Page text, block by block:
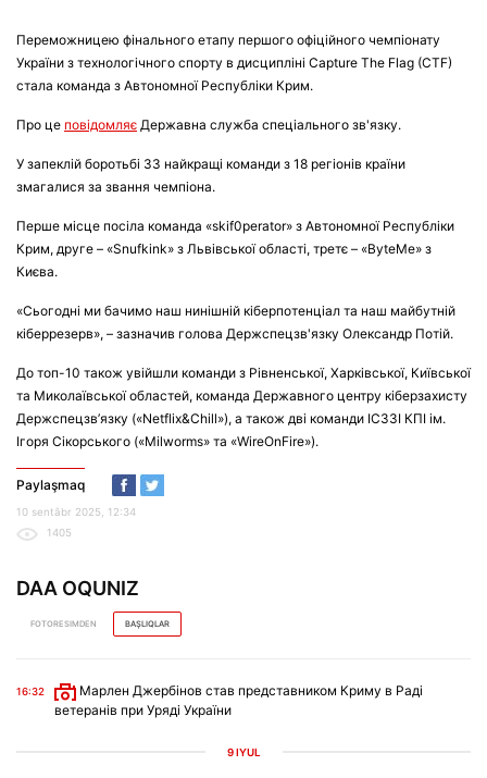
Переможницею фінального етапу першого офіційного чемпіонату
України з технологічного спорту в дисципліні Capture The Flag (CTF)
стала команда з Автономної Республіки Крим.
Про це повідомляє Державна служба спеціального зв'язку.
У запеклій боротьбі 33 найкращі команди з 18 регіонів країни
змагалися за звання чемпіона.
Перше місце посіла команда «skif0perator» з Автономної Республіки
Крим, друге – «Snufkink» з Львівської області, третє – «ByteMe» з
Києва.
«Сьогодні ми бачимо наш нинішній кіберпотенціал та наш майбутній
кіберрезерв», – зазначив голова Держспецзв'язку Олександр Потій.
До топ-10 також увійшли команди з Рівненської, Харківської, Київської
та Миколаївської областей, команда Державного центру кіберзахисту
Держспецзв’язку («Netflix&Chill»), а також дві команди ІСЗЗІ КПІ ім.
Ігоря Сікорського («Milworms» та «WireOnFire»).
Paylaşmaq
10 sentâbr 2025, 12:34
1405
DAA OQUNIZ
FOTORESIMDEN BAŞLIQLAR
16:32
Марлен Джербінов став представником Криму в Раді
ветеранів при Уряді України
9 IYÜL